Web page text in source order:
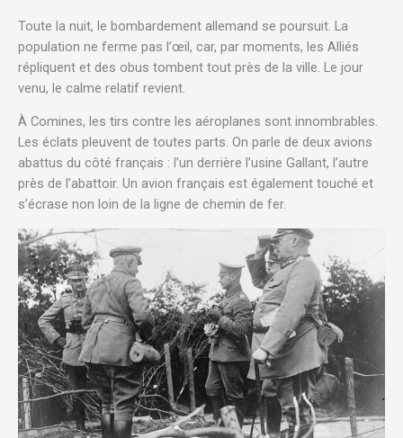
Toute la nuit, le bombardement allemand se poursuit. La
population ne ferme pas l’œil, car, par moments, les Alliés
répliquent et des obus tombent tout près de la ville. Le jour
venu, le calme relatif revient.
À Comines, les tirs contre les aéroplanes sont innombrables.
Les éclats pleuvent de toutes parts. On parle de deux avions
abattus du côté français : l’un derrière l’usine Gallant, l’autre
près de l’abattoir. Un avion français est également touché et
s’écrase non loin de la ligne de chemin de fer.